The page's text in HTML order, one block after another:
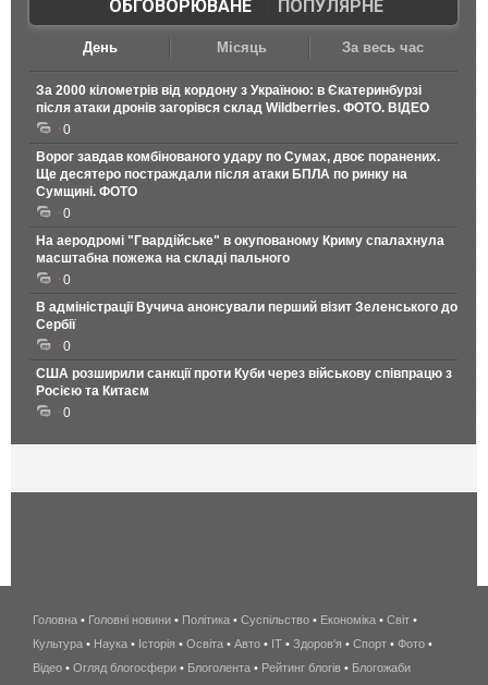
ОБГОВОРЮВАНЕ| ПОПУЛЯРНЕ
День Місяць За весь час
За 2000 кілометрів від кордону з Україною: в Єкатеринбурзі
після атаки дронів загорівся склад Wildberries. ФОТО. ВІДЕО
0
Ворог завдав комбінованого удару по Сумах, двоє поранених.
Ще десятеро постраждали після атаки БПЛА по ринку на
Сумщині. ФОТО
0
На аеродромі "Гвардійське" в окупованому Криму спалахнула
масштабна пожежа на складі пального
0
В адміністрації Вучича анонсували перший візит Зеленського до
Сербії
0
США розширили санкції проти Куби через військову співпрацю з
Росією та Китаєм
0
беспроводной
интернет
киев
Головна • Головні новини • Політика • Суспільство • Економіка • Світ •
Культура • Наука • Історія • Освіта • Авто • IT • Здоров'я • Спорт • Фото •
Відео • Огляд блогосфери • Блоголента • Рейтинг блогів • Блогожаби